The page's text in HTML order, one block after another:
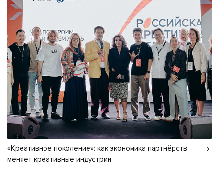
«Креативное поколение»: как экономика партнёрств
меняет креативные индустрии